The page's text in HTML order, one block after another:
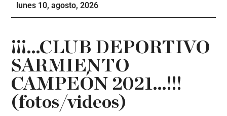
lunes 10, agosto, 2026
¡¡¡…CLUB DEPORTIVO
SARMIENTO
CAMPEÓN 2021…!!!
(fotos/videos)